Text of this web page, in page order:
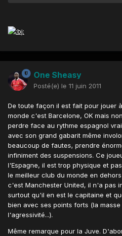
One Sheasy
Posté(e) le 11 juin 2011
De toute façon il est fait pour jouer
monde c'est Barcelone, OK mais
perdre face au rythme espagnol
avec son grand gabarit même
beaucoup de fautes, prendre
infiniment des suspensions. Ce
l'Espagne, il est trop physique et
le meilleur club du monde en
c'est Manchester United, il n'a pas
surtout qu'il en est le capitaine et
bien avec ses points forts (la
l'agressivité...).
Même remarque pour la Juve.